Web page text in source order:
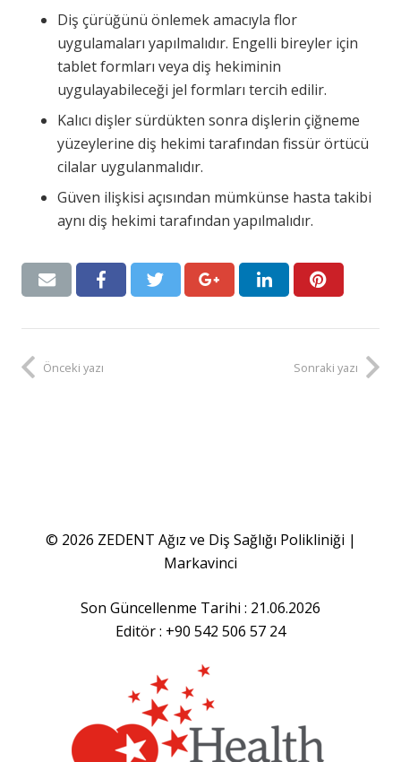
Diş çürüğünü önlemek amacıyla flor
uygulamaları yapılmalıdır. Engelli bireyler için
tablet formları veya diş hekiminin
uygulayabileceği jel formları tercih edilir.
Kalıcı dişler sürdükten sonra dişlerin çiğneme
yüzeylerine diş hekimi tarafından fissür örtücü
cilalar uygulanmalıdır.
Güven ilişkisi açısından mümkünse hasta takibi
aynı diş hekimi tarafından yapılmalıdır.
Önceki yazı Sonraki yazı
© 2026 ZEDENT Ağız ve Diş Sağlığı Polikliniği |
Markavinci
Son Güncellenme Tarihi : 21.06.2026
Editör : +90 542 506 57 24